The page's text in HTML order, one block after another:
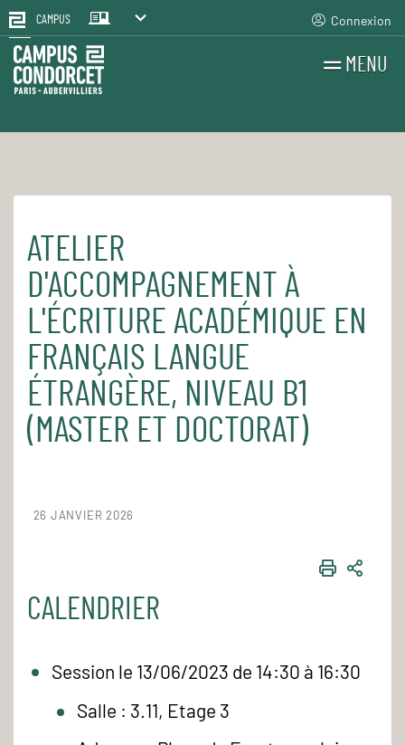
CAMPUS Connexion
MENU
Accueil Pour le quotidien
ATELIER
D'ACCOMPAGNEMENT À
L'ÉCRITURE ACADÉMIQUE EN
FRANÇAIS LANGUE
ÉTRANGÈRE, NIVEAU B1
(MASTER ET DOCTORAT)
26 JANVIER 2026
CALENDRIER
Session le 13/06/2023 de 14:30 à 16:30
Salle : 3.11, Etage 3